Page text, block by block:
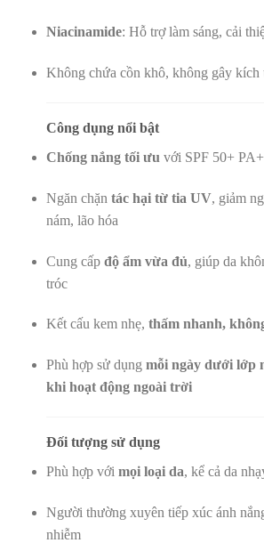
Niacinamide: Hỗ trợ làm sáng, cải
Không chứa cồn khô, không gây kích
Công dụng nổi bật
Chống nắng tối ưu với SPF 50+
Ngăn chặn tác hại từ tia UV, giảm
nám, lão hóa
Cung cấp độ ẩm vừa đủ, giúp da
tróc
Kết cấu kem nhẹ, thấm nhanh,
Phù hợp sử dụng mỗi ngày dưới lớp
khi hoạt động ngoài trời
Đối tượng sử dụng
Phù hợp với mọi loại da, kể cả da
Người thường xuyên tiếp xúc ánh
nhiễm